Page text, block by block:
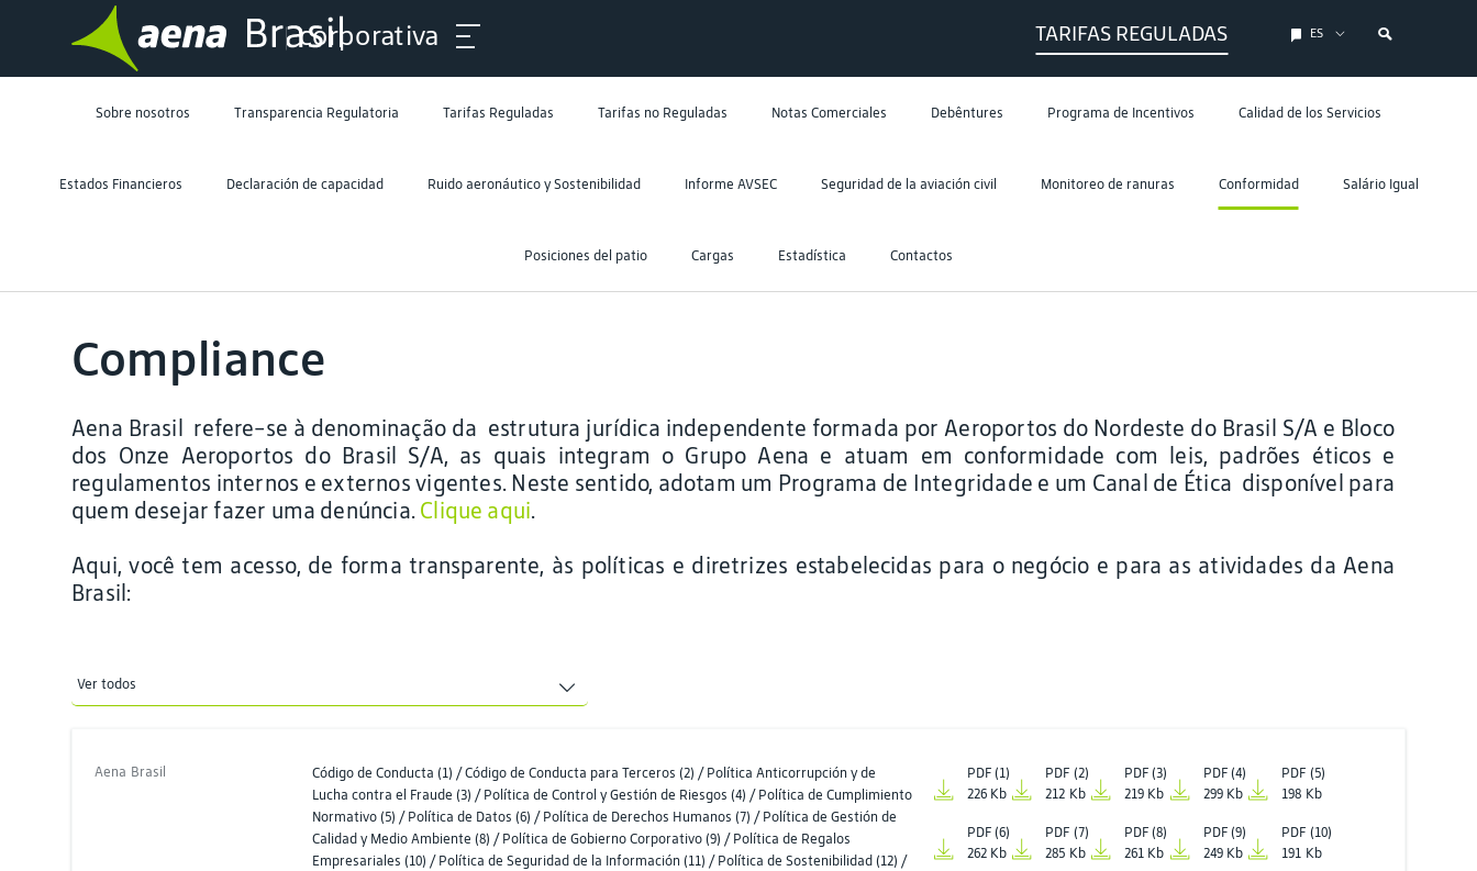
corporativa TARIFAS REGULADAS ES
Sobre nosotros Transparencia Regulatoria Tarifas Reguladas Tarifas no Reguladas Notas Comerciales Debêntures Programa de Incentivos Calidad de los Servicios
Estados Financieros Declaración de capacidad Ruido aeronáutico y Sostenibilidad Informe AVSEC Seguridad de la aviación civil Monitoreo de ranuras Conformidad Salário Igual
Posiciones del patio Cargas Estadística Contactos
Compliance
Aena Brasil refere-se à denominação da estrutura jurídica independente formada por Aeroportos do Nordeste do Brasil S/A e Bloco
dos Onze Aeroportos do Brasil S/A, as quais integram o Grupo Aena e atuam em conformidade com leis, padrões éticos e
regulamentos internos e externos vigentes. Neste sentido, adotam um Programa de Integridade e um Canal de Ética disponível para
quem desejar fazer uma denúncia. Clique aqui.
Aqui, você tem acesso, de forma transparente, às políticas e diretrizes estabelecidas para o negócio e para as atividades da Aena
Brasil:
Ver todos
Aena Brasil
Código de Conducta (1) / Código de Conducta para Terceros (2) / Política Anticorrupción y de
Lucha contra el Fraude (3) / Política de Control y Gestión de Riesgos (4) / Política de Cumplimiento
Normativo (5) / Política de Datos (6) / Política de Derechos Humanos (7) / Política de Gestión de
Calidad y Medio Ambiente (8) / Política de Gobierno Corporativo (9) / Política de Regalos
Empresariales (10) / Política de Seguridad de la Información (11) / Política de Sostenibilidad (12) /
PDF (1)
226 Kb
PDF (2)
212 Kb
PDF (3)
219 Kb
PDF (4)
299 Kb
PDF (5)
198 Kb
PDF (6)
262 Kb
PDF (7)
285 Kb
PDF (8)
261 Kb
PDF (9)
249 Kb
PDF (10)
191 Kb